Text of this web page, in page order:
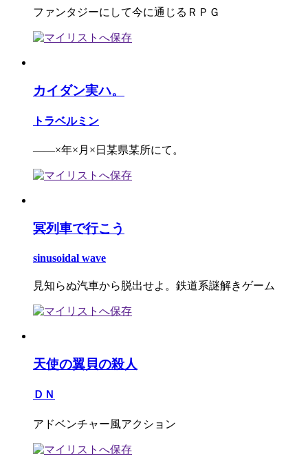
ファンタジーにして今に通じるＲＰＧ
カイダン実ハ。
トラベルミン
――×年×月×日某県某所にて。
冥列車で行こう
sinusoidal wave
見知らぬ汽車から脱出せよ。鉄道系謎解きゲーム
天使の翼貝の殺人
ＤＮ
アドベンチャー風アクション